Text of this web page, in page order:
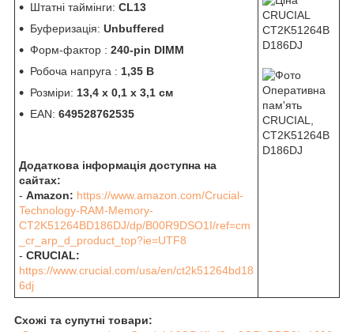
Штатні таймінги: CL13
Буферизація: Unbuffered
Форм-фактор : 240-pin DIMM
Робоча напруга : 1,35 В
Розміри: 13,4 x 0,1 x 3,1 см
EAN: 649528762535
Додаткова інформація доступна на
сайтах:
- Amazon: https://www.amazon.com/Crucial-
Technology-RAM-Memory-
CT2K51264BD186DJ/dp/B00R9DSO1I/ref=cm
_cr_arp_d_product_top?ie=UTF8
- CRUCIAL:
https://www.crucial.com/usa/en/ct2k51264bd18
6dj
Схожі та супутні товари: